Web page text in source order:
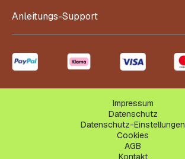
Anleitungs-Support
Impressum
Datenschutz
Datenschutz-Einstellungen
Cookies
AGB
Kontakt